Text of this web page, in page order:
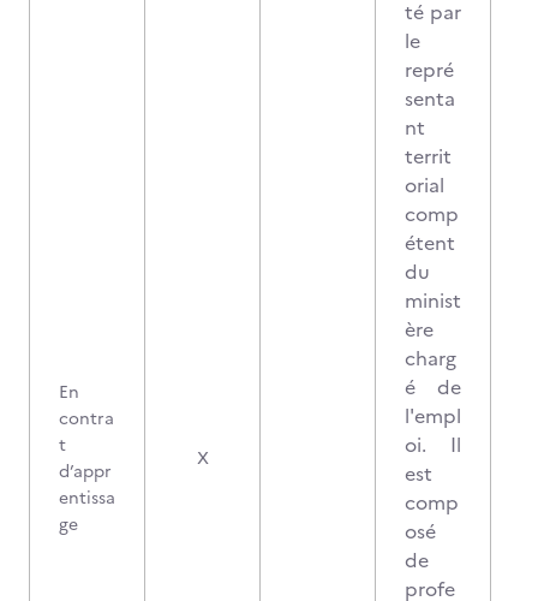
En
contra
t
d’appr
entissa
ge
X
té par
le
repré
senta
nt
territ
orial
comp
étent
du
minist
ère
charg
é de
l'empl
oi. Il
est
comp
osé
de
profe